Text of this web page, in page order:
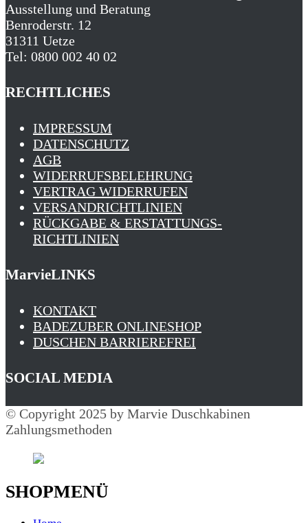
Ausstellung und Beratung
Benroderstr. 12
31311 Uetze
Tel: 0800 002 40 02
RECHTLICHES
IMPRESSUM
DATENSCHUTZ
AGB
WIDERRUFSBELEHRUNG
VERTRAG WIDERRUFEN
VERSANDRICHTLINIEN
RÜCKGABE & ERSTATTUNGS­
RICHTLINIEN
MarvieLINKS
KONTAKT
BADEZUBER ONLINESHOP
DUSCHEN BARRIEREFREI
SOCIAL MEDIA
© Copyright 2025 by Marvie Duschkabinen
Zahlungsmethoden
SHOPMENÜ